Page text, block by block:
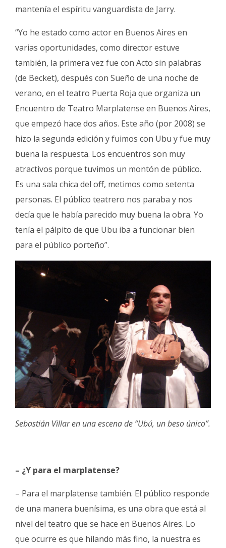
mantenía el espíritu vanguardista de Jarry.
“Yo he estado como actor en Buenos Aires en
varias oportunidades, como director estuve
también, la primera vez fue con Acto sin palabras
(de Becket), después con Sueño de una noche de
verano, en el teatro Puerta Roja que organiza un
Encuentro de Teatro Marplatense en Buenos Aires,
que empezó hace dos años. Este año (por 2008) se
hizo la segunda edición y fuimos con Ubu y fue muy
buena la respuesta. Los encuentros son muy
atractivos porque tuvimos un montón de público.
Es una sala chica del off, metimos como setenta
personas. El público teatrero nos paraba y nos
decía que le había parecido muy buena la obra. Yo
tenía el pálpito de que Ubu iba a funcionar bien
para el público porteño”.
Sebastián Villar en una escena de “Ubú, un beso único”.
– ¿Y para el marplatense?
– Para el marplatense también. El público responde
de una manera buenísima, es una obra que está al
nivel del teatro que se hace en Buenos Aires. Lo
que ocurre es que hilando más fino, la nuestra es